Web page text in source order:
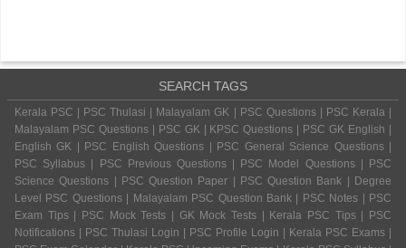
SEARCH TAGS
Kerala PSC | PSC Thulasi | Malayalam GK | PSC Questions | PSC Kerala |
Malayalam PSC Questions | PSC GK | KPSC Questions | PSC GK English |
English GK | PSC English Questions | PSC General Science Questions |
PSC Syllabus | PSC Previous Questions | PSC Model Questions | PSC
Science Questions | PSC Question Paper | PSC Question Bank | Degree
Level PSC Questions | Malayalam PSC Question Bank | PSC Notes | PSC
Exam Tips | PSC Mock Tests | GK Mock Tests | Kerala PSC Tips | PSC
Notifications | PSC Thulasi Login | PSC Profile Login | Kerala PSC Exams |